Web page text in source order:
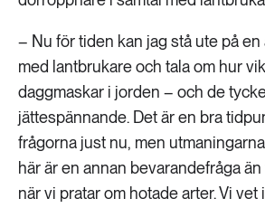
– Nu för tiden kan jag stå ute på
med lantbrukare och tala om hur
daggmaskar i jorden – och de
jättespännande. Det är en bra
frågorna just nu, men
här är en annan bevarandefråga
när vi pratar om hotade arter. Vi